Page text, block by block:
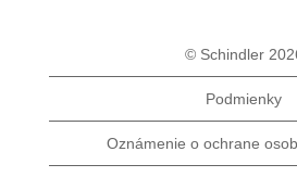
© Schindler
Podmienky
Oznámenie o ochrane